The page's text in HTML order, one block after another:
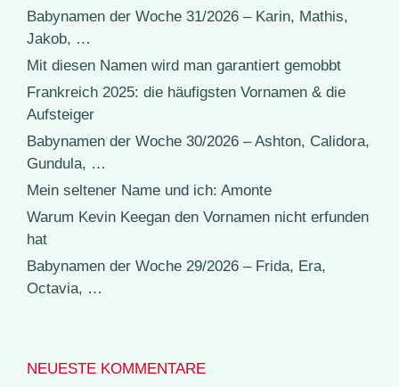
Babynamen der Woche 31/2026 – Karin, Mathis,
Jakob, …
Mit diesen Namen wird man garantiert gemobbt
Frankreich 2025: die häufigsten Vornamen & die
Aufsteiger
Babynamen der Woche 30/2026 – Ashton, Calidora,
Gundula, …
Mein seltener Name und ich: Amonte
Warum Kevin Keegan den Vornamen nicht erfunden
hat
Babynamen der Woche 29/2026 – Frida, Era,
Octavia, …
NEUESTE KOMMENTARE